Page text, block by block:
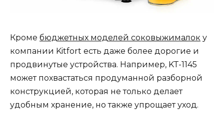
Кроме бюджетных моделей соковыжималок у
компании Kitfort есть даже более дорогие и
продвинутые устройства. Например, KT-1145
может похвастаться продуманной разборной
конструкцией, которая не только делает
удобным хранение, но также упрощает уход.